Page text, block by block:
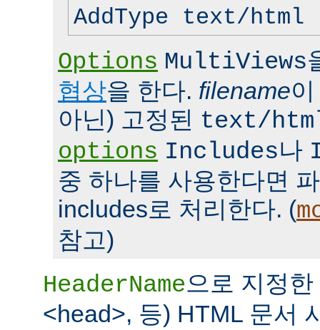
AddType text/
Options MultiViews
협상을 한다. filename
아닌) 고정된 text/
options Includes나
중 하나를 사용한다면
includes로 처리한다. (
참고)
HeaderName으로 지정
<head>, 등) HTML 문서